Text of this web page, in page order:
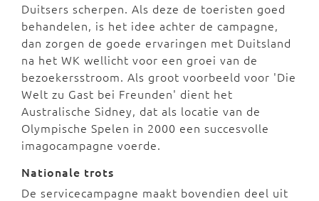
Duitsers scherpen. Als deze de toeristen goed
behandelen, is het idee achter de campagne,
dan zorgen de goede ervaringen met Duitsland
na het WK wellicht voor een groei van de
bezoekersstroom. Als groot voorbeeld voor 'Die
Welt zu Gast bei Freunden' dient het
Australische Sidney, dat als locatie van de
Olympische Spelen in 2000 een succesvolle
imagocampagne voerde.
Nationale trots
De servicecampagne maakt bovendien deel uit